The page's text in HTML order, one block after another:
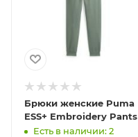
Брюки женские Puma
ESS+ Embroidery Pants
Есть в наличии: 2